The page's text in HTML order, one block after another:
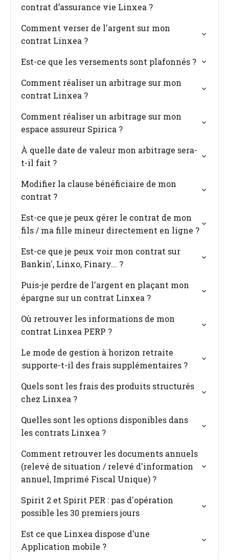
contrat d’assurance vie Linxea ?
Comment verser de l'argent sur mon
contrat Linxea ?
Est-ce que les versements sont plafonnés ?
Comment réaliser un arbitrage sur mon
contrat Linxea ?
Comment réaliser un arbitrage sur mon
espace assureur Spirica ?
À quelle date de valeur mon arbitrage sera-
t-il fait ?
Modifier la clause bénéficiaire de mon
contrat ?
Est-ce que je peux gérer le contrat de mon
fils / ma fille mineur directement en ligne ?
Est-ce que je peux voir mon contrat sur
Bankin', Linxo, Finary... ?
Puis-je perdre de l'argent en plaçant mon
épargne sur un contrat Linxea ?
Où retrouver les informations de mon
contrat Linxea PERP ?
Le mode de gestion à horizon retraite
supporte-t-il des frais supplémentaires ?
Quels sont les frais des produits structurés
chez Linxea ?
Quelles sont les options disponibles dans
les contrats Linxea ?
Comment retrouver les documents annuels
(relevé de situation / relevé d'information
annuel, Imprimé Fiscal Unique) ?
Spirit 2 et Spirit PER : pas d'opération
possible les 30 premiers jours
Est ce que Linxea dispose d'une
Application mobile ?